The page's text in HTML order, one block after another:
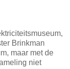
Brinkman
maar met de
niet